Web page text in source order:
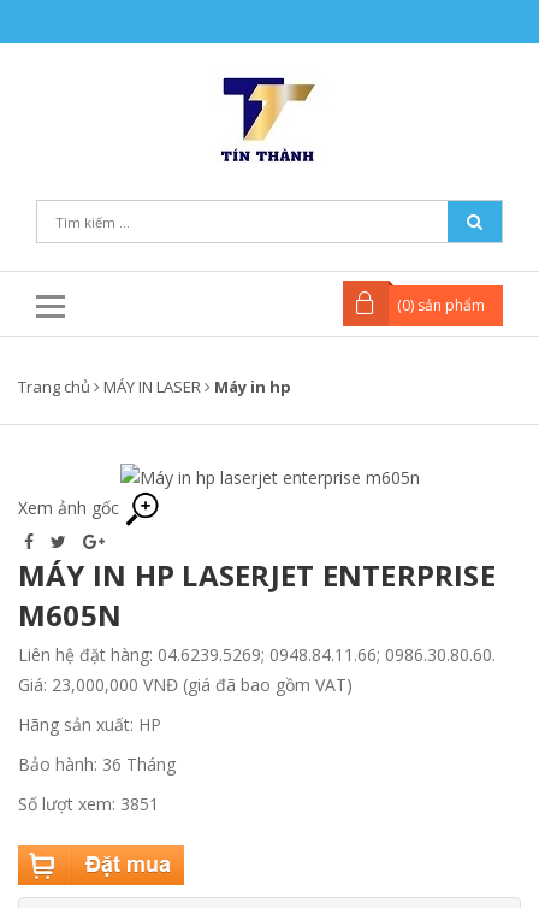
(0) sản phẩm
Trang chủ MÁY IN LASER Máy in hp
Xem ảnh gốc
MÁY IN HP LASERJET ENTERPRISE
M605N
Liên hệ đặt hàng: 04.6239.5269; 0948.84.11.66; 0986.30.80.60.
Giá: 23,000,000 VNĐ (giá đã bao gồm VAT)
Hãng sản xuất: HP
Bảo hành: 36 Tháng
Số lượt xem: 3851